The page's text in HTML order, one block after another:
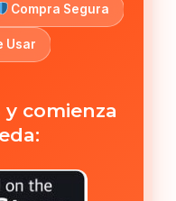
Compra Segura
Usar
y comienza